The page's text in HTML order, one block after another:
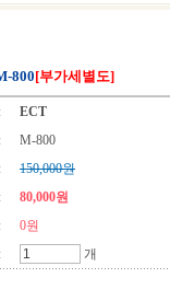
800[부가세별도]
:
ECT
:
M-800
:
150,000원
:
80,000원
:
0원
: 개